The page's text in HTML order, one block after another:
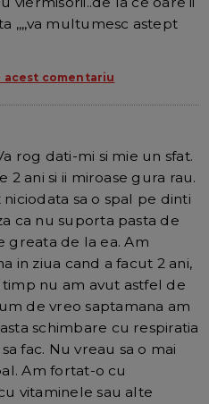
,,,,va multumesc astept
acest comentariu
rog dati-mi si mie un sfat.
2 ani si ii miroase gura rau.
sa o spal pe dinti
ca nu suporta pasta de
greata de la ea. Am
in ziua cand a facut 2 ani,
timp nu am avut astfel de
de vreo saptamana am
schimbare cu respiratia
fac. Nu vreau sa o mai
Am fortat-o cu
vitaminele sau alte